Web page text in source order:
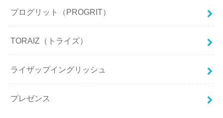
プログリット（PROGRIT）
TORAIZ（トライズ）
ライザップイングリッシュ
プレゼンス